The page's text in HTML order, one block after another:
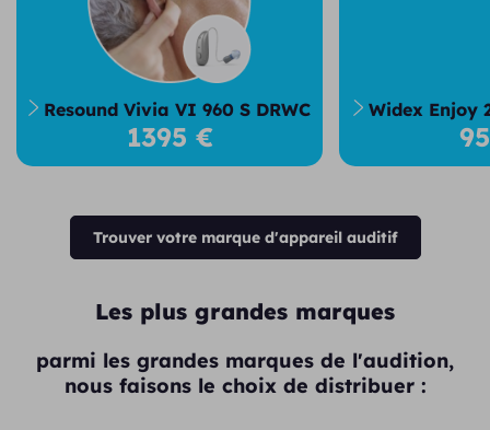
Resound Vivia VI 960 S DRWC
1395 €
Widex Enjoy
Trouver votre marque d'appareil auditif
Les plus grandes marques
parmi les grandes marques de l'audition,
nous faisons le choix de distribuer :